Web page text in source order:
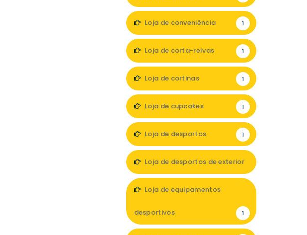
Loja de conveniência 1
Loja de corta-relvas 1
Loja de cortinas 1
Loja de cupcakes 1
Loja de desportos 1
Loja de desportos de exterior
Loja de equipamentos
desportivos 1